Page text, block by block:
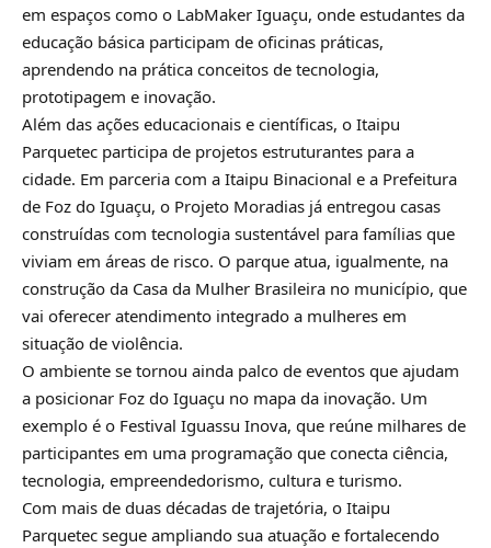
em espaços como o LabMaker Iguaçu, onde estudantes da
educação básica participam de oficinas práticas,
aprendendo na prática conceitos de tecnologia,
prototipagem e inovação.
Além das ações educacionais e científicas, o Itaipu
Parquetec participa de projetos estruturantes para a
cidade. Em parceria com a Itaipu Binacional e a Prefeitura
de Foz do Iguaçu, o Projeto Moradias já entregou casas
construídas com tecnologia sustentável para famílias que
viviam em áreas de risco. O parque atua, igualmente, na
construção da Casa da Mulher Brasileira no município, que
vai oferecer atendimento integrado a mulheres em
situação de violência.
O ambiente se tornou ainda palco de eventos que ajudam
a posicionar Foz do Iguaçu no mapa da inovação. Um
exemplo é o Festival Iguassu Inova, que reúne milhares de
participantes em uma programação que conecta ciência,
tecnologia, empreendedorismo, cultura e turismo.
Com mais de duas décadas de trajetória, o Itaipu
Parquetec segue ampliando sua atuação e fortalecendo